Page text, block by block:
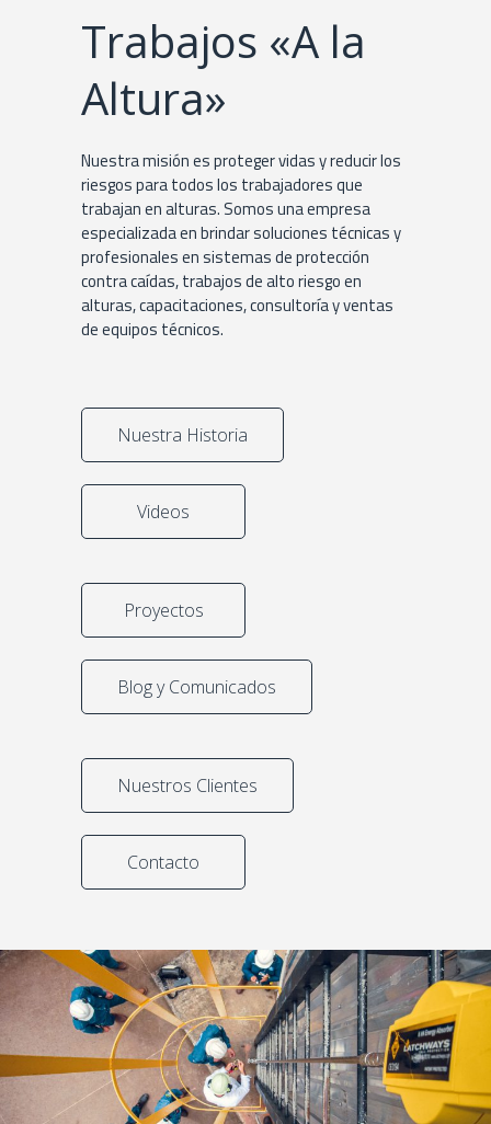
Trabajos «A la
Altura»
Nuestra misión es proteger vidas y reducir los
riesgos para todos los trabajadores que
trabajan en alturas. Somos una empresa
especializada en brindar soluciones técnicas y
profesionales en sistemas de protección
contra caídas, trabajos de alto riesgo en
alturas, capacitaciones,consultoría y ventas
de equipos técnicos.
Nuestra Historia
Videos
Proyectos
Blog y Comunicados
Nuestros Clientes
Contacto